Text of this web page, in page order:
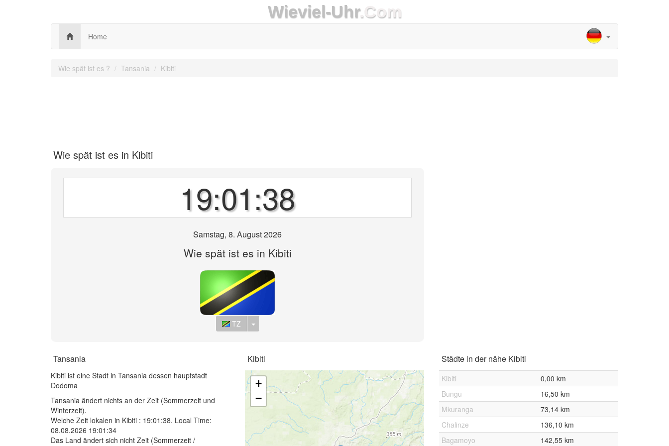
Wieviel-Uhr.Com
Home
Wie spät ist es ? Tansania Kibiti
Wie spät ist es in Kibiti
19:01:38
Samstag, 8. August 2026
Wie spät ist es in Kibiti
TZ Toggle Dropdown
Tansania
Kibiti ist eine Stadt in Tansania dessen hauptstadt
Dodoma
Tansania ändert nichts an der Zeit (Sommerzeit und
Winterzeit).
Welche Zeit lokalen in Kibiti : 19:01:38. Local Time:
08.08.2026 19:01:34
Das Land ändert sich nicht Zeit (Sommerzeit /
Kibiti
+
−
Städte in der nähe Kibiti
Kibiti
0,00 km
Bungu
16,50 km
Mkuranga
73,14 km
Chalinze
136,10 km
Bagamoyo
142,55 km